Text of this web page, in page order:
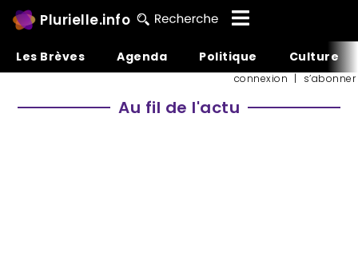
Plurielle.info
Les Brèves Agenda Politique Culture
connexion | s’abonner
Au fil de l'actu